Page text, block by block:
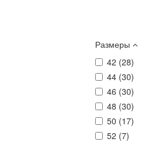
Размеры
42 (28)
44 (30)
46 (30)
48 (30)
50 (17)
52 (7)